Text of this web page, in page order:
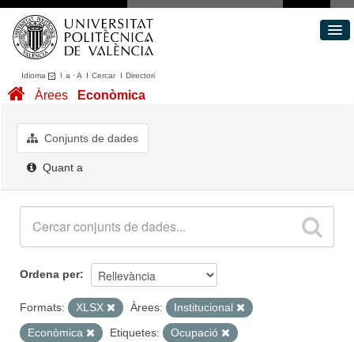
Idioma I a ·A I CercarI Directori
Conjunts de dades
Quant a
Àrees Econòmica
Conjunts de dades
Quant a
Ordena per
Formats: XLSX Àrees:
Institucional
Econòmica
Etiquetes:
Ocupació